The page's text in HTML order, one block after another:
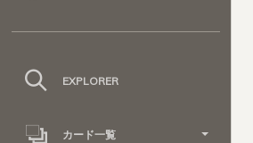
EXPLORER
カード一覧